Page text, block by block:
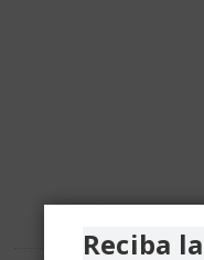
Reciba